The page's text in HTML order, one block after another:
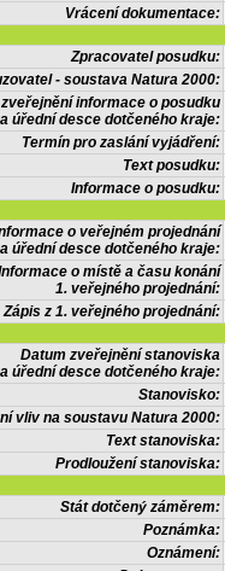
Vrácení dokumentace:
Zpracovatel posudku:
- soustava Natura 2000:
informace o posudku
úřední desce dotčeného kraje:
Termín pro zaslání vyjádření:
Text posudku:
Informace o posudku:
o veřejném projednání
úřední desce dotčeného kraje:
o místě a času konání
1. veřejného projednání:
Zápis z 1. veřejného projednání:
Datum zveřejnění stanoviska
úřední desce dotčeného kraje:
Stanovisko:
vliv na soustavu Natura 2000:
Text stanoviska:
Prodloužení stanoviska:
Stát dotčený záměrem:
Poznámka:
Oznámení: